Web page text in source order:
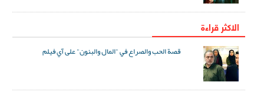
الاكثر قراءة
قصة الحب والصراع في "المال والبنون" على آي فيلم